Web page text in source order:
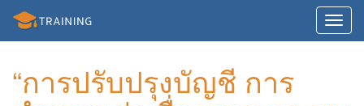
“การปรับปรุงบัญชี การ